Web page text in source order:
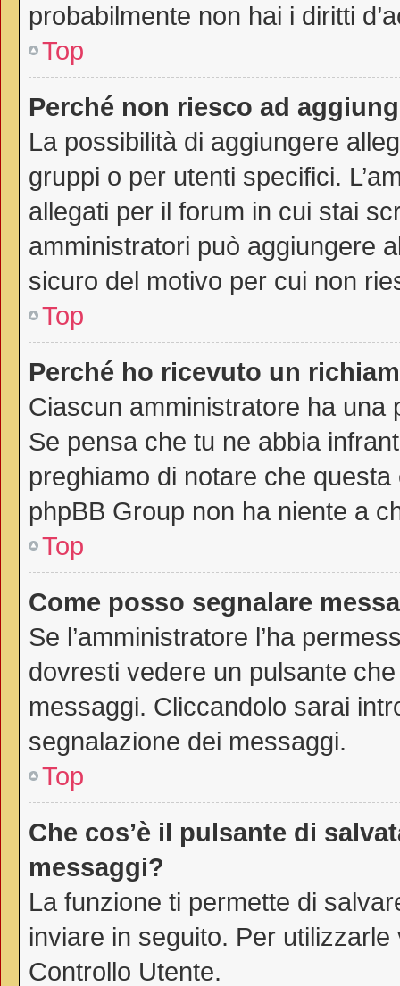
probabilmente non hai i diritti
Top
Perché non riesco ad
La possibilità di aggiungere
gruppi o per utenti specifici.
allegati per il forum in cui stai
amministratori può aggiungere
sicuro del motivo per cui non
Top
Perché ho ricevuto un
Ciascun amministratore ha una
Se pensa che tu ne abbia
preghiamo di notare che
phpBB Group non ha niente a
Top
Come posso segnalare
Se l’amministratore l’ha
dovresti vedere un pulsante
messaggi. Cliccandolo sarai
segnalazione dei messaggi.
Top
Che cos’è il pulsante di
messaggi?
La funzione ti permette di
inviare in seguito. Per
Controllo Utente.